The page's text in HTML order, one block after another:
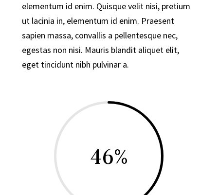
elementum id enim. Quisque velit nisi, pretium
ut lacinia in, elementum id enim. Praesent
sapien massa, convallis a pellentesque nec,
egestas non nisi. Mauris blandit aliquet elit,
eget tincidunt nibh pulvinar a.
46%